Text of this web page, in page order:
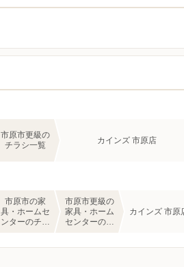
市原市更級の
チラシ一覧
カインズ 市原店
市原市の家
具・ホームセ
ンターのチラ
市原市更級の
家具・ホーム
センターのチ
カインズ 市原